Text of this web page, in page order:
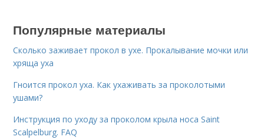
Популярные материалы
Сколько заживает прокол в ухе. Прокалывание мочки или
хряща уха
Гноится прокол уха. Как ухаживать за проколотыми
ушами?
Инструкция по уходу за проколом крыла носа Saint
Scalpelburg. FAQ